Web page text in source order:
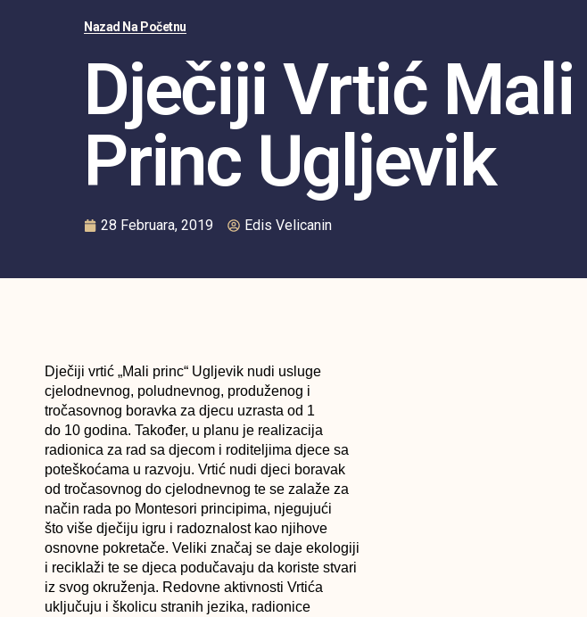
Nazad Na Početnu
Dječiji Vrtić Mali
Princ Ugljevik
28 Februara, 2019 Edis Velicanin
Dječiji vrtić „Mali princ“ Ugljevik nudi usluge
cjelodnevnog, poludnevnog, produženog i
tročasovnog boravka za djecu uzrasta od 1
do 10 godina. Također, u planu je realizacija
radionica za rad sa djecom i roditeljima djece sa
poteškoćama u razvoju. Vrtić nudi djeci boravak
od tročasovnog do cjelodnevnog te se zalaže za
način rada po Montesori principima, njegujući
što više dječiju igru i radoznalost kao njihove
osnovne pokretače. Veliki značaj se daje ekologiji
i reciklaži te se djeca podučavaju da koriste stvari
iz svog okruženja. Redovne aktivnosti Vrtića
uključuju i školicu stranih jezika, radionice